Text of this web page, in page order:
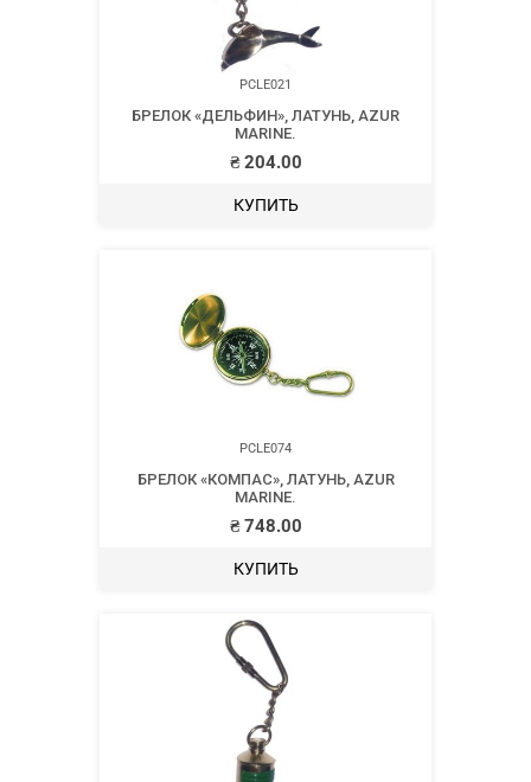
PCLE021
БРЕЛОК «ДЕЛЬФИН», ЛАТУНЬ, AZUR
MARINE.
₴204.00
КУПИТЬ
PCLE074
БРЕЛОК «КОМПАС», ЛАТУНЬ, AZUR
MARINE.
₴748.00
КУПИТЬ